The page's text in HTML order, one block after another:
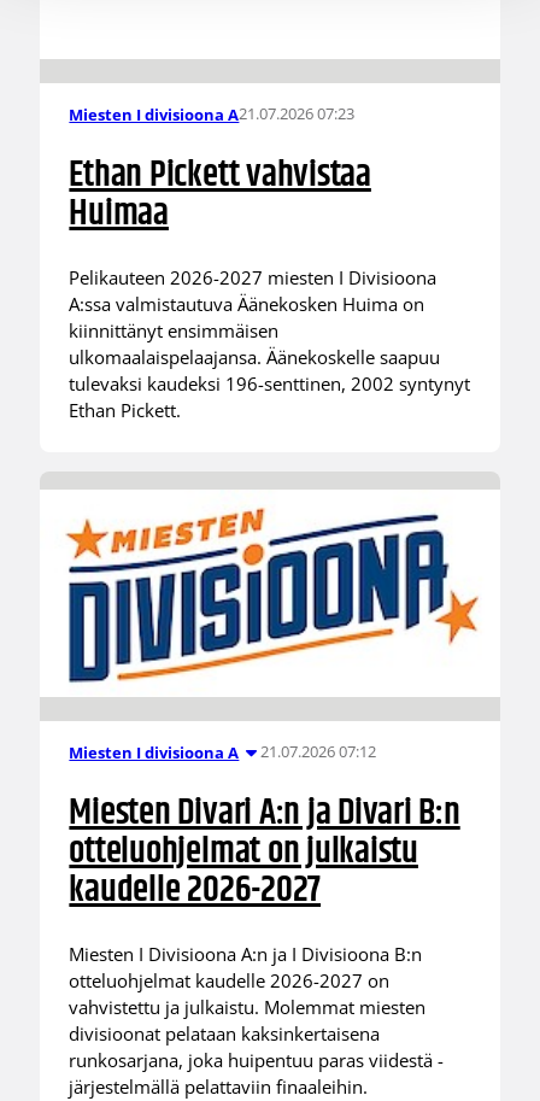
Miesten I divisioona A21.07.2026 07:23
Ethan Pickett vahvistaa
Huimaa
Pelikauteen 2026-2027 miesten I Divisioona
A:ssa valmistautuva Äänekosken Huima on
kiinnittänyt ensimmäisen
ulkomaalaispelaajansa. Äänekoskelle saapuu
tulevaksi kaudeksi 196-senttinen, 2002 syntynyt
Ethan Pickett.
Miesten I divisioona A 21.07.2026 07:12
Miesten Divari A:n ja Divari B:n
otteluohjelmat on julkaistu
kaudelle 2026-2027
Miesten I Divisioona A:n ja I Divisioona B:n
otteluohjelmat kaudelle 2026-2027 on
vahvistettu ja julkaistu. Molemmat miesten
divisioonat pelataan kaksinkertaisena
runkosarjana, joka huipentuu paras viidestä -
järjestelmällä pelattaviin finaaleihin.